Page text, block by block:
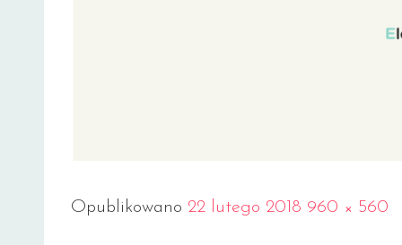
Opublikowano 22 lutego 2018 Full
960 × 560